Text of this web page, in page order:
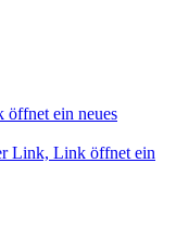
ein neues
Link, Link öffnet ein